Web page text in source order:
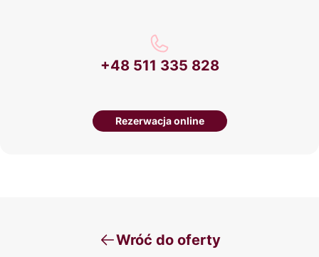
+48 511 335 828
Rezerwacja online
Wróć do oferty